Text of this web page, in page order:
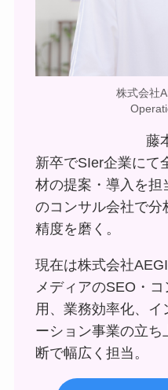
株式会社
藤
新卒でSIer企業にて
材の提案・導入を担
のコンサル会社で分
精度を磨く。
現在は株式会社
メディアのSEO・
用、業務効率化、
ーション事業の立
断で幅広く担当。